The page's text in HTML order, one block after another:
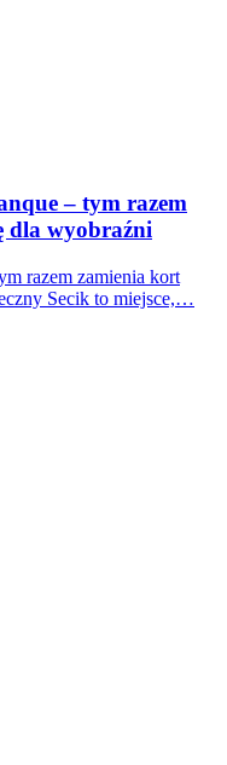
– tym razem
dla wyobraźni
razem zamienia kort
Secik to miejsce,…